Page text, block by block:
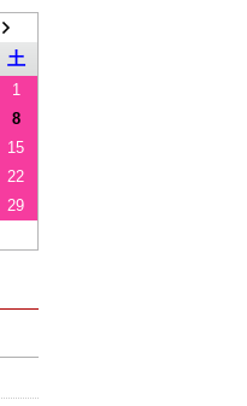
土
1
8
15
22
29